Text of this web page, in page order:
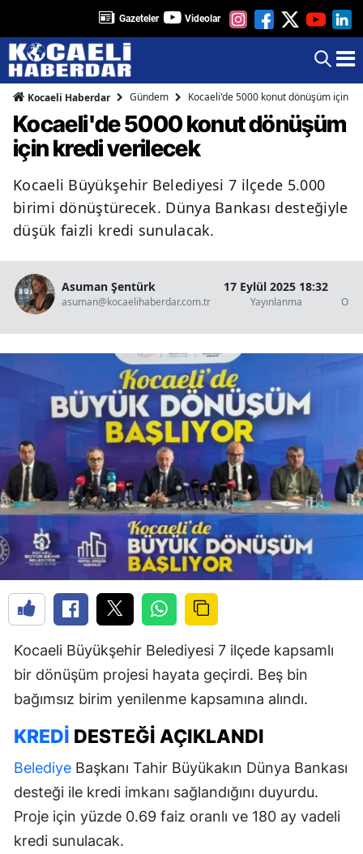
Gazeteler Videolar
Kocaeli Haberdar Gündem Kocaeli'de 5000 konut dönüşüm için
Kocaeli'de 5000 konut dönüşüm
için kredi verilecek
Kocaeli Büyükşehir Belediyesi 7 ilçede 5.000
birimi dönüştürecek. Dünya Bankası desteğiyle
düşük faizli kredi sunulacak.
Asuman Şentürk
asuman@kocaelihaberdar.com.tr
17 Eylül 2025 18:32
Yayınlanma
Kocaeli Büyükşehir Belediyesi 7 ilçede kapsamlı
bir dönüşüm projesi hayata geçirdi. Beş bin
bağımsız birim yenilenme kapsamına alındı.
KREDI DESTEĞI AÇIKLANDI
Belediye Başkanı Tahir Büyükakın Dünya Bankası
desteği ile kredi imkanı sağlandığını duyurdu.
Proje için yüzde 0.69 faiz oranlı ve 180 ay vadeli
kredi sunulacak.